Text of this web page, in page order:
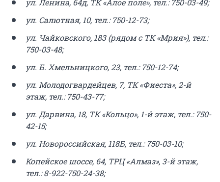
ул. Ленина, 64д, ТК «Алое поле», тел.: 750-03-49;
ул. Салютная, 10, тел.: 750-12-73;
ул. Чайковского, 183 (рядом с ТК «Мрия»), тел.:
750-03-48;
ул. Б. Хмельницкого, 23, тел.: 750-12-74;
ул. Молодогвардейцев, 7, ТК «Фиеста», 2-й
этаж, тел.: 750-43-77;
ул. Дарвина, 18, ТК «Кольцо», 1-й этаж, тел.: 750-
42-15;
ул. Новороссийская, 118Б, тел.: 750-03-10;
Копейское шоссе, 64, ТРЦ «Алмаз», 3-й этаж,
тел.: 8-922-750-24-38;